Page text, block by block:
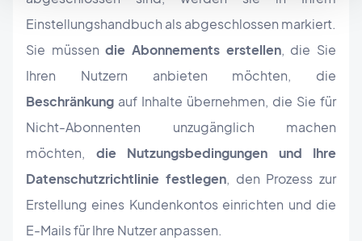
Einstellungshandbuch als abgeschlossen markiert.
Sie müssendie Abonnements erstellen, die Sie
Ihren Nutzern anbieten möchten, die
Beschränkung auf Inhalte übernehmen, die Sie für
Nicht-Abonnenten unzugänglich machen
möchten, die Nutzungsbedingungen und Ihre
Datenschutzrichtlinie festlegen, den Prozess zur
Erstellung eines Kundenkontos einrichten und die
E-Mails für Ihre Nutzer anpassen.